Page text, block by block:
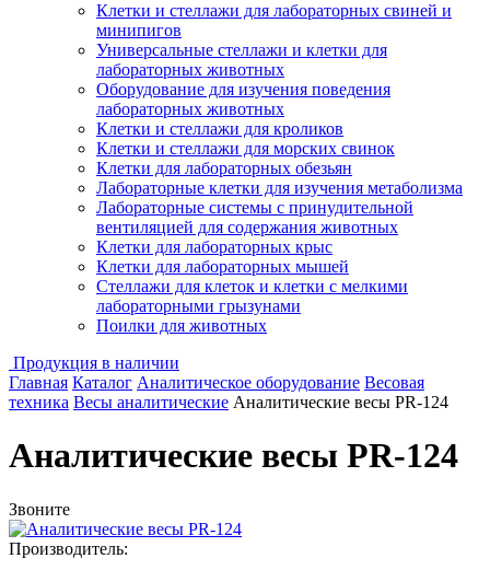
Клетки и стеллажи для лабораторных свиней и
минипигов
Универсальные стеллажи и клетки для
лабораторных животных
Оборудование для изучения поведения
лабораторных животных
Клетки и стеллажи для кроликов
Клетки и стеллажи для морских свинок
Клетки для лабораторных обезьян
Лабораторные клетки для изучения метаболизма
Лабораторные системы с принудительной
вентиляцией для содержания животных
Клетки для лабораторных крыс
Клетки для лабораторных мышей
Стеллажи для клеток и клетки с мелкими
лабораторными грызунами
Поилки для животных
Продукция в наличии
Главная Каталог Аналитическое оборудование Весовая
техника Весы аналитические Аналитические весы PR-124
Аналитические весы PR-124
Звоните
Производитель: